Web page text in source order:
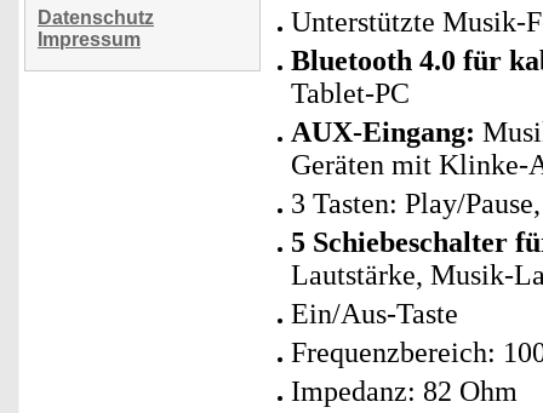
Datenschutz
Impressum
Unterstützte Musik-
Bluetooth 4.0 für
Tablet-PC
AUX-Eingang:
Geräten mit Klinke-
3 Tasten: Play/
5 Schiebeschalter
Lautstärke, Musik-
Ein/Aus-Taste
Frequenzbereich:
Impedanz: 82 Ohm